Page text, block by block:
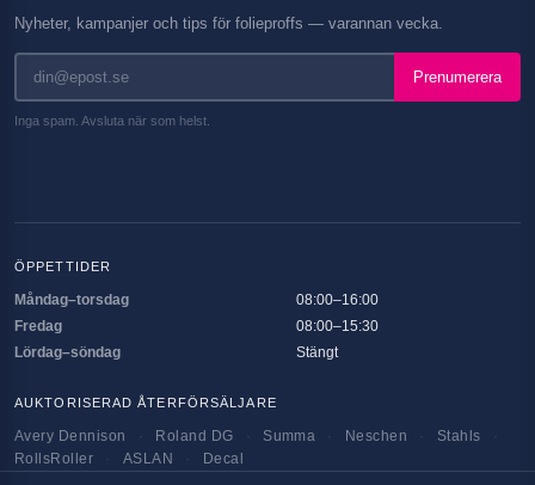
Nyheter, kampanjer och tips för folieproffs — varannan vecka.
Prenumerera
Inga spam. Avsluta när som helst.
ÖPPETTIDER
Måndag–torsdag
08:00–16:00
Fredag
08:00–15:30
Lördag–söndag
Stängt
AUKTORISERAD ÅTERFÖRSÄLJARE
Avery Dennison Roland DG Summa Neschen Stahls
RollsRoller
ASLAN Decal